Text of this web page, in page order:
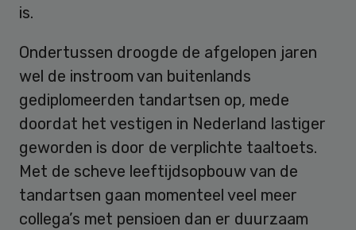
is.
Ondertussen droogde de afgelopen jaren
wel de instroom van buitenlands
gediplomeerden tandartsen op, mede
doordat het vestigen in Nederland lastiger
geworden is door de verplichte taaltoets.
Met de scheve leeftijdsopbouw van de
tandartsen gaan momenteel veel meer
collega’s met pensioen dan er duurzaam